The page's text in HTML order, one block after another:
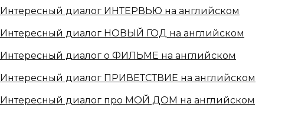
Интересный диалог ИНТЕРВЬЮ на английском
Интересный диалог НОВЫЙ ГОД на английском
Интересный диалог о ФИЛЬМЕ на английском
Интересный диалог ПРИВЕТСТВИЕ на английском
Интересный диалог про МОЙ ДОМ на английском